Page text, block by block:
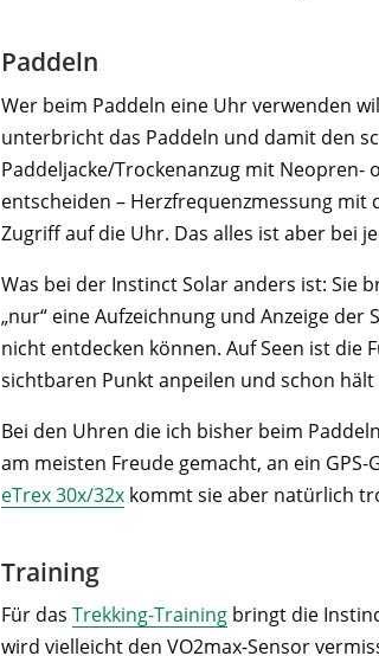
Paddeln
Wer beim Paddeln eine Uhr verwenden
unterbricht das Paddeln und damit den
Paddeljacke/Trockenanzug mit
entscheiden – Herzfrequenzmessung
Zugriff auf die Uhr. Das alles ist aber bei
Was bei der Instinct Solar anders ist: Sie
„nur“ eine Aufzeichnung und Anzeige der
nicht entdecken können. Auf Seen ist die
sichtbaren Punkt anpeilen und schon
Bei den Uhren die ich bisher beim
am meisten Freude gemacht, an ein
eTrex 30x/32x kommt sie aber natürlich
Training
Für das Trekking-Training bringt die
wird vielleicht den VO2max-Sensor